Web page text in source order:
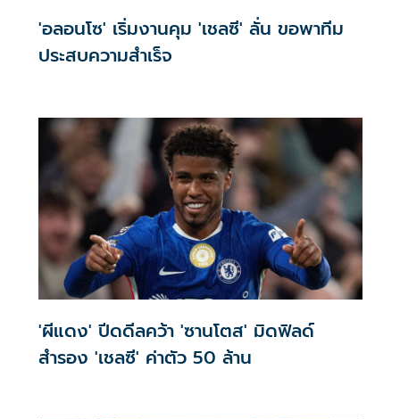
'อลอนโซ' เริ่มงานคุม 'เชลซี' ลั่น ขอพาทีม
ประสบความสำเร็จ
'ผีแดง' ปีดดีลคว้า 'ซานโตส' มิดฟิลด์
สำรอง 'เชลซี' ค่าตัว 50 ล้าน